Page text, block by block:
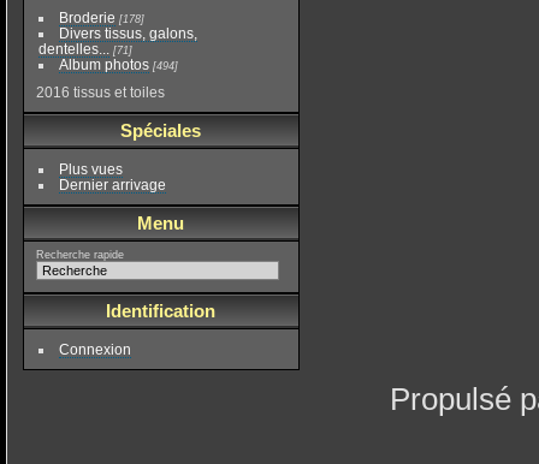
Broderie [178]
Divers tissus, galons,
dentelles...
[71]
Album photos [494]
2016 tissus et toiles
Spéciales
Plus vues
Dernier arrivage
Menu
Recherche rapide
Identification
Connexion
Propulsé